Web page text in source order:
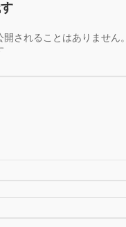
されることはありません。